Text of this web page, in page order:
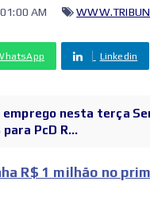
AM
Linkedin
emprego nesta terça
PcD R...
R$ 1 milhão no